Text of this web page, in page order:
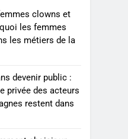
plaques et
: tout ce que les
doivent
clowns et
les femmes
les métiers de la
devenir public :
privée des acteurs
restent dans